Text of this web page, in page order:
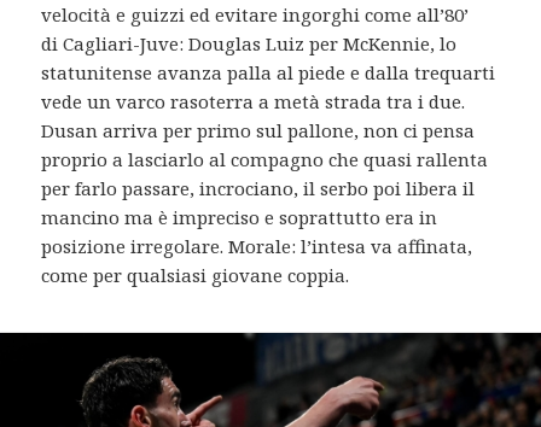
velocità e guizzi ed evitare ingorghi come all’80’
di Cagliari-Juve: Douglas Luiz per McKennie, lo
statunitense avanza palla al piede e dalla trequarti
vede un varco rasoterra a metà strada tra i due.
Dusan arriva per primo sul pallone, non ci pensa
proprio a lasciarlo al compagno che quasi rallenta
per farlo passare, incrociano, il serbo poi libera il
mancino ma è impreciso e soprattutto era in
posizione irregolare. Morale: l’intesa va affinata,
come per qualsiasi giovane coppia.